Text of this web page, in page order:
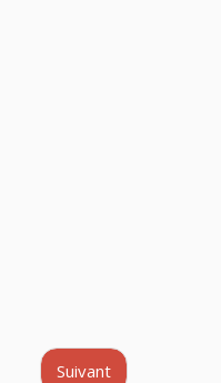
Suivant